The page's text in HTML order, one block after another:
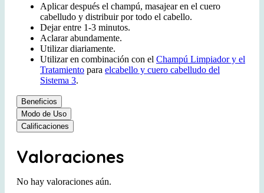
Aplicar después el champú, masajear en el cuero
cabelludo y distribuir por todo el cabello.
Dejar entre 1-3 minutos.
Aclarar abundamente.
Utilizar diariamente.
Utilizar en combinación con el Champú Limpiador y el
Tratamiento para elcabello y cuero cabelludo del
Sistema 3.
Beneficios
Modo de Uso
Calificaciones
Valoraciones
No hay valoraciones aún.